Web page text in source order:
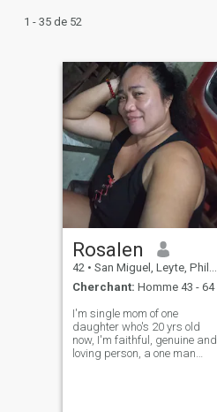
1 - 35 de 52
Rosalen
42 • San Miguel, Leyte, Philippines
Cherchant: Homme 43 - 64
I'm single mom of one
daughter who's 20 yrs old
now, I'm faithful, genuine and
loving person, a one man